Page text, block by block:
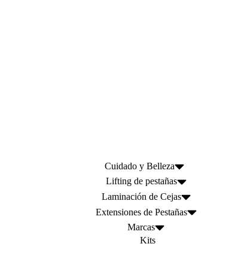
Cuidado y Belleza
Lifting de pestañas
Laminación de Cejas
Extensiones de Pestañas
Marcas
Kits